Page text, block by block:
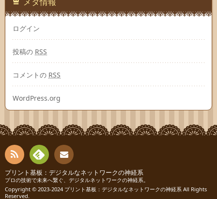
ログイン
投稿の RSS
コメントの RSS
WordPress.org
RSS
Fee
dly
お問
い合
プリント基板：デジタルなネットワークの神経系
プロの技術で未来へ繋ぐ、デジタルネットワークの神経系。
Copyright © 2023-2024 プリント基板：デジタルなネットワークの神経系 All Rights
Reserved.